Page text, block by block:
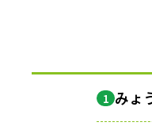
1 みょ